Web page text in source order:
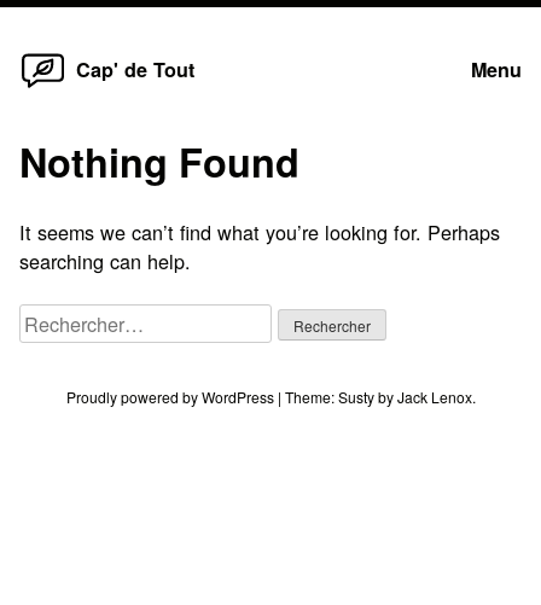
Skip
Cap' de Tout Menu
Nothing Found
It seems we can’t find what you’re looking for. Perhaps
searching can help.
Rechercher :
Proudly powered by WordPress | Theme:SustybyJack Lenox.